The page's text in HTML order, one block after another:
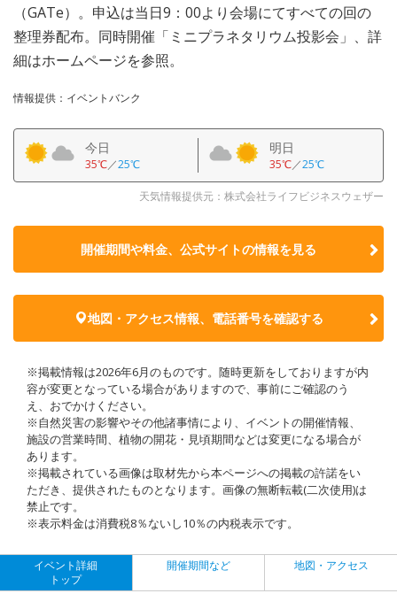
（GATe）。申込は当日9：00より会場にてすべての回の
整理券配布。同時開催「ミニプラネタリウム投影会」、詳
細はホームページを参照。
情報提供：イベントバンク
今日
35℃／25℃
明日
35℃／25℃
天気情報提供元：株式会社ライフビジネスウェザー
開催期間や料金、公式サイトの情報を見る
地図・アクセス情報、電話番号を確認する
※掲載情報は2026年6月のものです。随時更新をしておりますが内
容が変更となっている場合がありますので、事前にご確認のう
え、おでかけください。
※自然災害の影響やその他諸事情により、イベントの開催情報、
施設の営業時間、植物の開花・見頃期間などは変更になる場合が
あります。
※掲載されている画像は取材先から本ページへの掲載の許諾をい
ただき、提供されたものとなります。画像の無断転載(二次使用)は
禁止です。
※表示料金は消費税8％ないし10％の内税表示です。
イベント詳細
トップ
開催期間など 地図・アクセス